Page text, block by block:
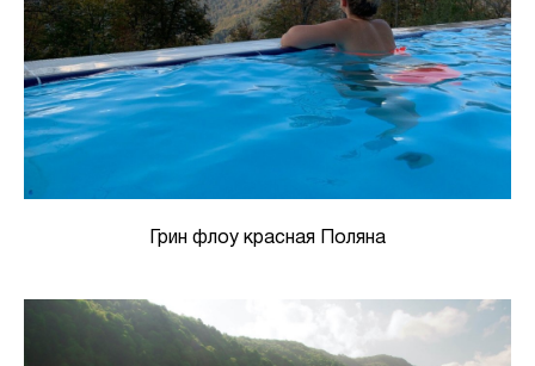
Грин флоу красная Поляна